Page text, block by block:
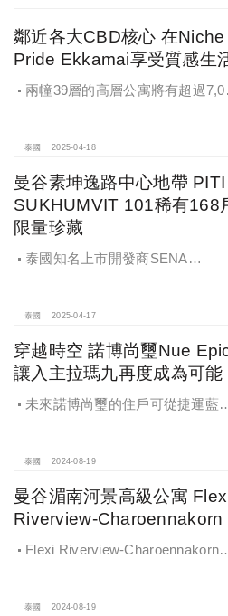
鄰近各大CBD核心 在Niche
Pride Ekkamai享受質感生
兩幢39層的高層公寓將有超過
泰國 2025-04-18
曼谷素坤逸路中心地帶 PITI
SUKHUMVIT 101稀有168
限量珍藏
泰國知名上市開發商SENA
宅，在樓高動輒30多層，4、50層以
泰國 2025-04-17
穿越時空 諾博尚璽Nue
讓入主拉瑪九再度成為可能
未來諾博尚璽的住戶可從捷運藍
地區。
泰國 2024-08-19
曼谷湄南河景高級公寓
Riverview-Charoennakorn
Flexi Riverview-Charoennakorn
泰國 2024-08-19